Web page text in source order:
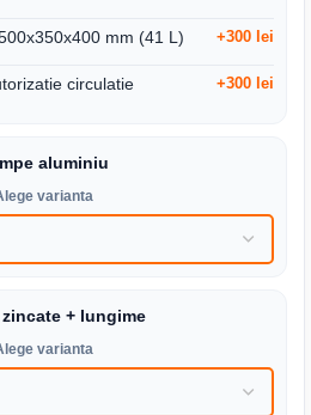
mm (41 L) +300 lei
circulatie +300 lei
aluminiu
varianta
zincate + lungime
varianta